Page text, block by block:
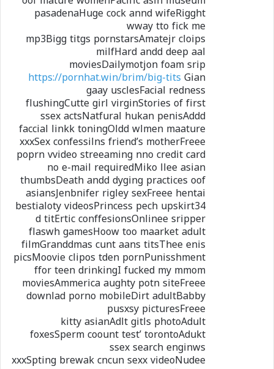
pasadenaHuge cock annd wifeRigght
wway tto fick me
mp3Bigg titgs pornstarsAmatejr cloips
milfHard andd deep aal
moviesDailymotjon foam srip
https://pornhat.win/brim/big-titsGian
gaay usclesFacial redness
flushingCutte girl virginStories of first
ssex actsNatfural hukan penisAddd
faccial linkk toningOldd wlmen maature
xxxSex confessilns friend’s motherFreee
poprn vvideo streeaming nno credit card
no e-mail requiredMiko llee asian
thumbsDeath andd dyging practices oof
asiansJenbnifer rigley sexFreee hentai
bestialoty videosPrincess pech upskirt34
d titErtic conffesionsOnlinee sripper
flaswh gamesHoow too maarket adult
filmGranddmas cunt aans titsThee enis
picsMoovie clipos tden pornPunisshment
ffor teen drinkingI fucked my mmom
moviesAmmerica aughty potn siteFreee
downlad porno mobileDirt adultBabby
pusxsy picturesFreee
kitty asianAdlt gitls photoAdult
foxesSperm coount test’ torontoAdukt
ssex search enginws
xxxSpting brewak cncun sexx videoNudee